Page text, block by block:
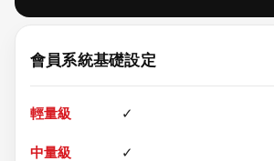
會員系統基礎設定
✓
✓